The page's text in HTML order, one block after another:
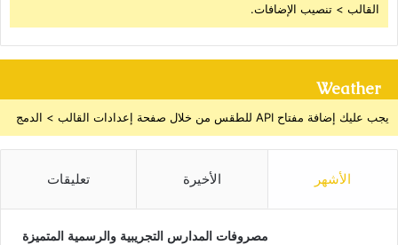
القالب > تنصيب الإضافات.
Weather
يجب عليك إضافة مفتاح API للطقس من خلال صفحة إعدادات القالب > الدمج
الأشهر الأخيرة تعليقات
مصروفات المدارس التجريبية والرسمية المتميزة